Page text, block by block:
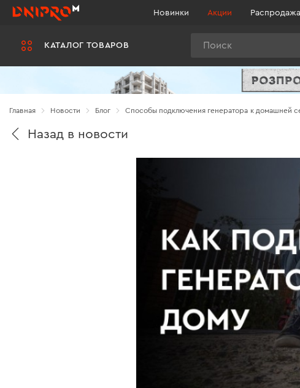
КАТАЛОГ ТОВАРОВ
Новинки Акции
Главная Новости Блог Способы подключения генератора к домашней
Назад в новости